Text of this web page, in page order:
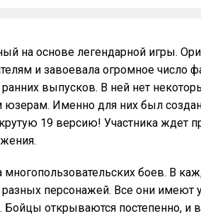
на основе легендарной игры.
и завоевала огромное число
ранних выпусков. В ней нет
Именно для них был
19 версию! Участника ждет
многопользовательских боев. В
персонажей. Все они имеют
Бойцы открываются постепенно, и